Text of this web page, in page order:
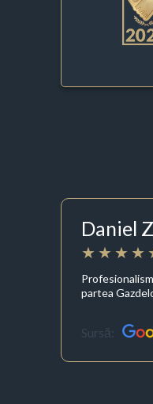
Daniel
partea
Sursă: